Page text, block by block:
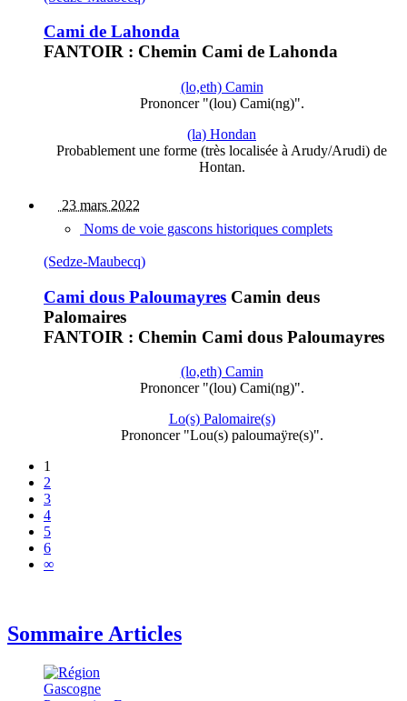
Cami de Lahonda
FANTOIR : Chemin Cami de Lahonda
(lo,eth) Camin
Prononcer "(lou) Cami(ng)".
(la) Hondan
Probablement une forme (très localisée à Arudy/Arudi) de
Hontan.
23 mars 2022
Noms de voie gascons historiques complets
(Sedze-Maubecq)
Cami dous Paloumayres Camin deus
Palomaires
FANTOIR : Chemin Cami dous Paloumayres
(lo,eth) Camin
Prononcer "(lou) Cami(ng)".
Lo(s) Palomaire(s)
Prononcer "Lou(s) paloumaÿre(s)".
1
2
3
4
5
6
∞
Sommaire Articles